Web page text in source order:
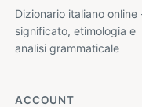
Dizionario italiano online
significato, etimologia e
analisi grammaticale
ACCOUNT